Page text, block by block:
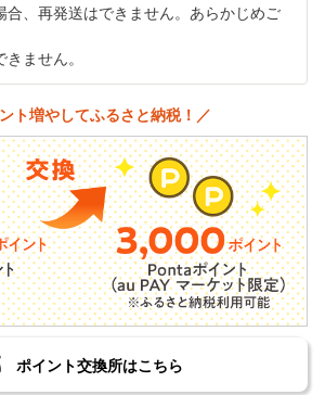
合、再発送はできません。あらかじめご
ません。
ト増やしてふるさと納税！／
ポイント交換所はこちら